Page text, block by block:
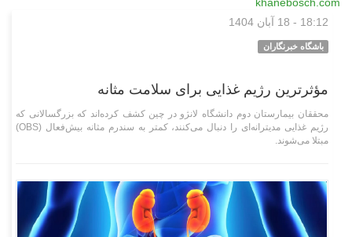
18:12 - 18 آبان 1404
باشگاه خبرنگاران
مؤثرترین رژیم غذایی برای سلامت مثانه
محققان بیمارستان دوم دانشگاه لانژو در چین کشف کرده‌اند که بزرگسالانی که
رژیم غذایی مدیترانه‌ای را دنبال می‌کنند، کمتر به سندرم مثانه بیش‌فعال (OBS)
مبتلا می‌شوند.